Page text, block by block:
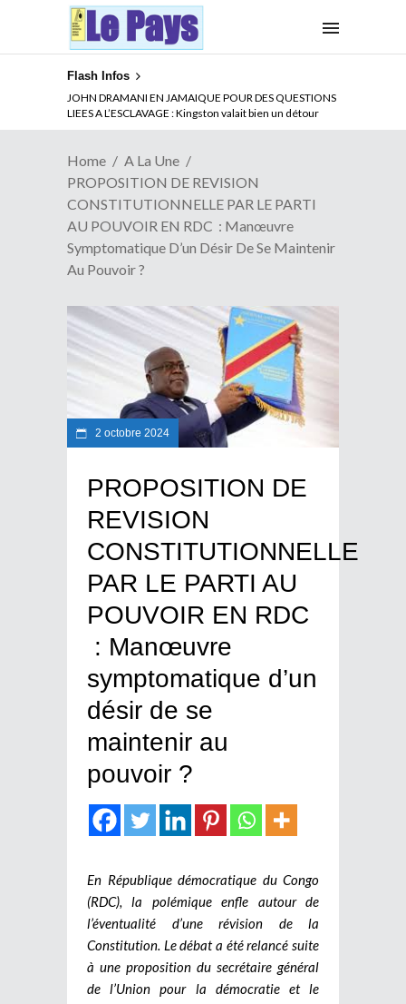
Flash Infos
ABSENCE PROLONGEE DE PAUL BIYA DU CAMEROUN :
Qui pilote le Cameroun ?
Home
A La Une
PROPOSITION DE REVISION
CONSTITUTIONNELLE PAR LE PARTI
AU POUVOIR EN RDC : Manœuvre
Symptomatique D’un Désir De Se Maintenir
Au Pouvoir ?
2 octobre 2024
PROPOSITION DE
REVISION
CONSTITUTIONNELLE
PAR LE PARTI AU
POUVOIR EN RDC
: Manœuvre
symptomatique d’un
désir de se
maintenir au
pouvoir ?
En République démocratique du Congo
(RDC), la polémique enfle autour de
l’éventualité d’une révision de la
Constitution. Le débat a été relancé suite
à une proposition du secrétaire général
de l’Union pour la démocratie et le